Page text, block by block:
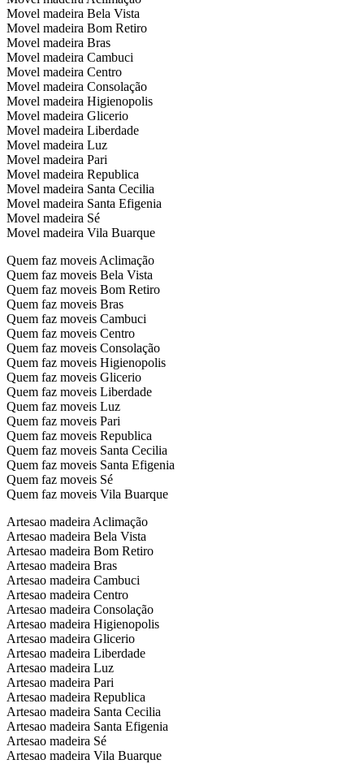
Movel madeira Bela Vista
Movel madeira Bom Retiro
Movel madeira Bras
Movel madeira Cambuci
Movel madeira Centro
Movel madeira Consolação
Movel madeira Higienopolis
Movel madeira Glicerio
Movel madeira Liberdade
Movel madeira Luz
Movel madeira Pari
Movel madeira Republica
Movel madeira Santa Cecilia
Movel madeira Santa Efigenia
Movel madeira Sé
Movel madeira Vila Buarque
Quem faz moveis Aclimação
Quem faz moveis Bela Vista
Quem faz moveis Bom Retiro
Quem faz moveis Bras
Quem faz moveis Cambuci
Quem faz moveis Centro
Quem faz moveis Consolação
Quem faz moveis Higienopolis
Quem faz moveis Glicerio
Quem faz moveis Liberdade
Quem faz moveis Luz
Quem faz moveis Pari
Quem faz moveis Republica
Quem faz moveis Santa Cecilia
Quem faz moveis Santa Efigenia
Quem faz moveis Sé
Quem faz moveis Vila Buarque
Artesao madeira Aclimação
Artesao madeira Bela Vista
Artesao madeira Bom Retiro
Artesao madeira Bras
Artesao madeira Cambuci
Artesao madeira Centro
Artesao madeira Consolação
Artesao madeira Higienopolis
Artesao madeira Glicerio
Artesao madeira Liberdade
Artesao madeira Luz
Artesao madeira Pari
Artesao madeira Republica
Artesao madeira Santa Cecilia
Artesao madeira Santa Efigenia
Artesao madeira Sé
Artesao madeira Vila Buarque